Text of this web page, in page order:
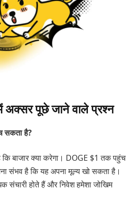
अक्सर पूछे जाने वाले प्रश्न
सकता है?
बाजार क्या करेगा। DOGE $1 तक पहुंच
संभव है कि यह अपना मूल्य खो सकता है।
संचारी होते हैं और निवेश हमेशा जोखिम